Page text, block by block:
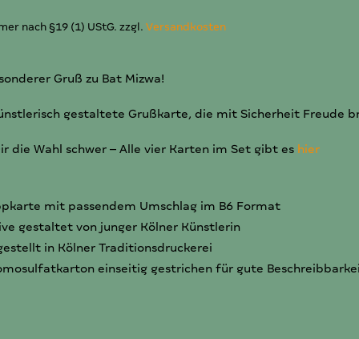
nach §19 (1) UStG. zzgl. Versandkosten
Gruß zu Bat Mizwa!
gestaltete Grußkarte, die mit Sicherheit Freude
die Wahl schwer – Alle vier Karten im Set gibt es hier
mit passendem Umschlag im B6 Format
gestaltet von junger Kölner Künstlerin
in Kölner Traditionsdruckerei
einseitig gestrichen für gute